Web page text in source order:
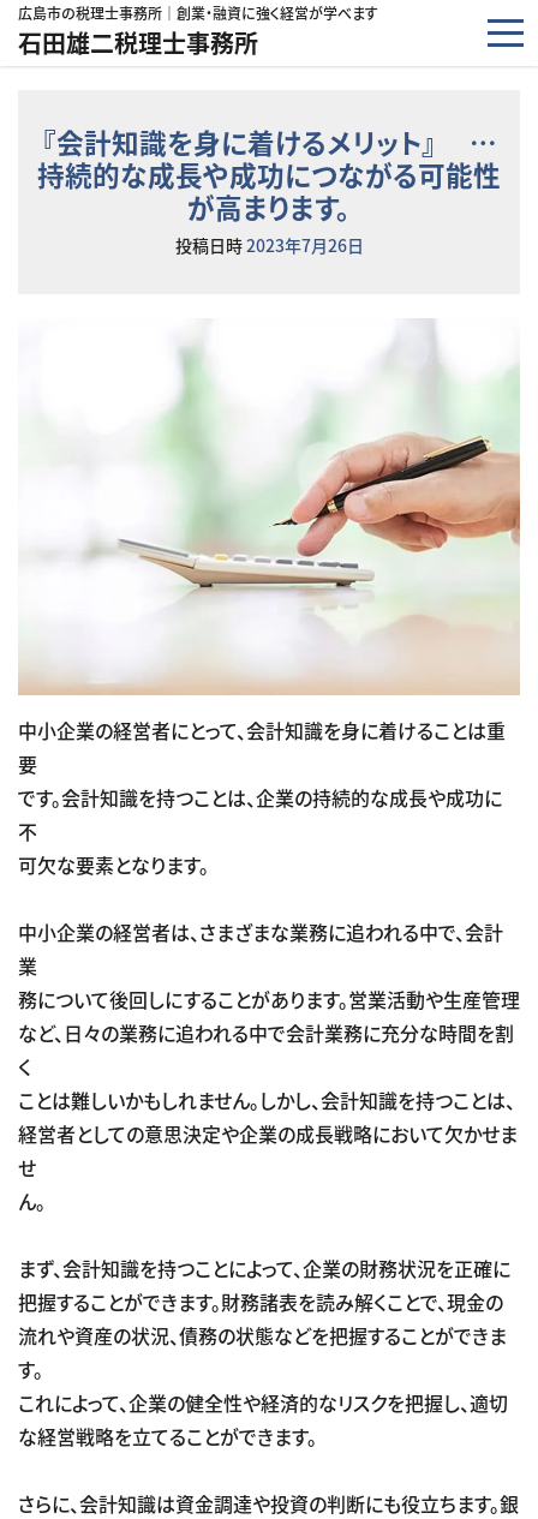
コンテンツへスキップ
広島市の税理士事務所｜創業・融資に強く経営が学べます
石田雄二税理士事務所
『会計知識を身に着けるメリット』 …
持続的な成長や成功につながる可能性
が高まります。
投稿日時2023年7月26日
中小企業の経営者にとって、会計知識を身に着けることは重
要
です。会計知識を持つことは、企業の持続的な成長や成功に
不
可欠な要素となります。
中小企業の経営者は、さまざまな業務に追われる中で、会計
業
務について後回しにすることがあります。営業活動や生産管理
など、日々の業務に追われる中で会計業務に充分な時間を割
く
ことは難しいかもしれません。しかし、会計知識を持つことは、
経営者としての意思決定や企業の成長戦略において欠かせま
せ
ん。
まず、会計知識を持つことによって、企業の財務状況を正確に
把握することができます。財務諸表を読み解くことで、現金の
流れや資産の状況、債務の状態などを把握することができま
す。
これによって、企業の健全性や経済的なリスクを把握し、適切
な経営戦略を立てることができます。
さらに、会計知識は資金調達や投資の判断にも役立ちます。銀